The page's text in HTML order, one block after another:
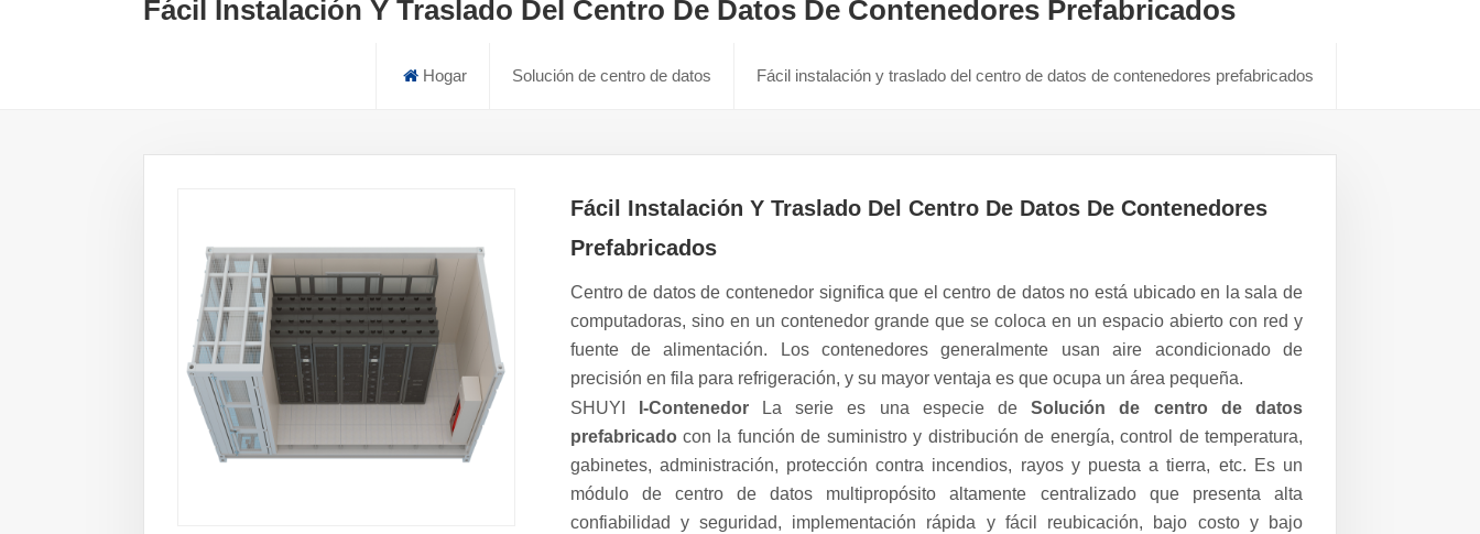
Fácil Instalación Y Traslado Del Centro De Datos De Contenedores Prefabricados
Hogar Solución de centro de datos Fácil instalación y traslado del centro de datos de contenedores prefabricados
Fácil Instalación Y Traslado Del Centro De Datos De Contenedores
Prefabricados
Centro de datos de contenedor significa que el centro de datos no está ubicado en la sala de
computadoras, sino en un contenedor grande que se coloca en un espacio abierto con red y
fuente de alimentación. Los contenedores generalmente usan aire acondicionado de
precisión en fila para refrigeración, y su mayor ventaja es que ocupa un área pequeña.
SHUYI
I-Contenedor La serie es una especie deSolución de centro de datos
prefabricadocon la función de suministro y distribución de energía, control de temperatura,
gabinetes, administración, protección contra incendios, rayos y puesta a tierra, etc. Es un
módulo de centro de datos multipropósito altamente centralizado que presenta alta
confiabilidad y seguridad, implementación rápida y fácil reubicación, bajo costo y bajo